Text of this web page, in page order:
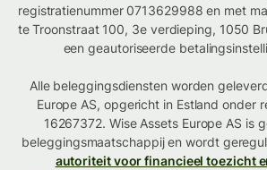
registratienummer 0713629988 en met
te Troonstraat 100, 3e verdieping, 1050
een geautoriseerde
Alle beleggingsdiensten worden
Europe AS, opgericht in Estland onder
16267372. Wise Assets Europe AS is
beleggingsmaatschappij en wordt
autoriteit voor financieel toezicht